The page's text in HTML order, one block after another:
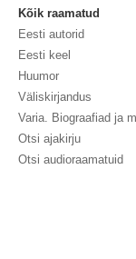
Kõik raamatud
Eesti autorid
Eesti keel
Huumor
Väliskirjandus
Varia. Biograafiad ja
Otsi ajakirju
Otsi audioraamatuid